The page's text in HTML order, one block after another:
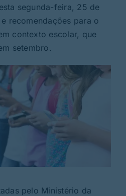
segunda-feira, 25 de
recomendações para o
contexto escolar, que
setembro.
pelo Ministério da